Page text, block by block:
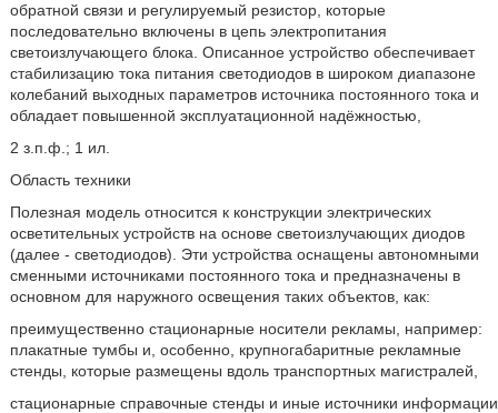
обратной связи и регулируемый резистор, которые
последовательно включены в цепь электропитания
светоизлучающего блока. Описанное устройство обеспечивает
стабилизацию тока питания светодиодов в широком диапазоне
колебаний выходных параметров источника постоянного тока и
обладает повышенной эксплуатационной надёжностью,
2 з.п.ф.; 1 ил.
Область техники
Полезная модель относится к конструкции электрических
осветительных устройств на основе светоизлучающих диодов
(далее - светодиодов). Эти устройства оснащены автономными
сменными источниками постоянного тока и предназначены в
основном для наружного освещения таких объектов, как:
преимущественно стационарные носители рекламы, например:
плакатные тумбы и, особенно, крупногабаритные рекламные
стенды, которые размещены вдоль транспортных магистралей,
стационарные справочные стенды и иные источники информации